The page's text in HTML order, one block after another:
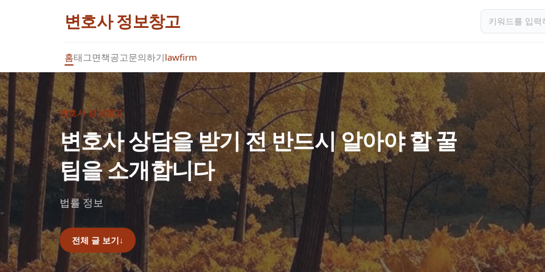
변호사 정보창고
홈태그면책공고문의하기lawfirm
변호사 정보창고
변호사 상담을 받기 전 반드시 알아야 할 꿀
팁을 소개합니다
법률 정보
전체 글 보기↓